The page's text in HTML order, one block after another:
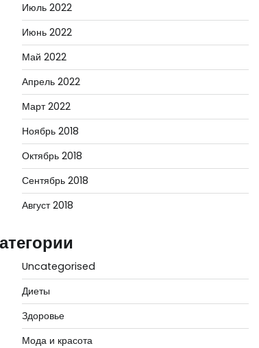
Июль 2022
Июнь 2022
Май 2022
Апрель 2022
Март 2022
Ноябрь 2018
Октябрь 2018
Сентябрь 2018
Август 2018
Uncategorised
Диеты
Здоровье
Мода и красота